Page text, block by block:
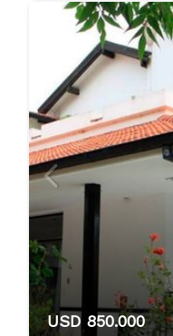
USD 850.000